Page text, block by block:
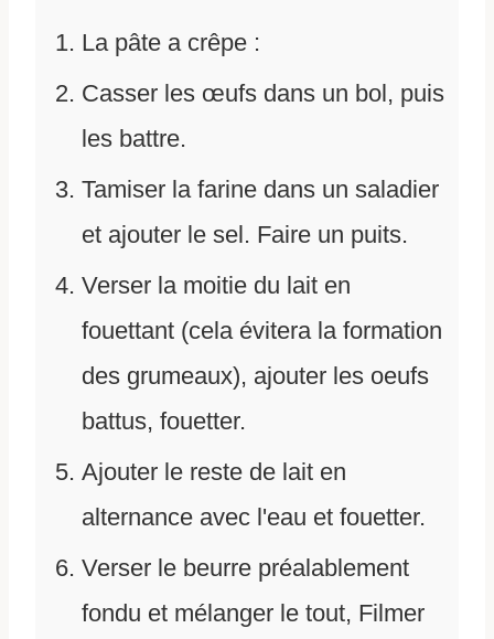
La pâte a crêpe :
Casser les œufs dans un bol, puis
les battre.
Tamiser la farine dans un saladier
et ajouter le sel. Faire un puits.
Verser la moitie du lait en
fouettant (cela évitera la formation
des grumeaux), ajouter les oeufs
battus, fouetter.
Ajouter le reste de lait en
alternance avec l'eau et fouetter.
Verser le beurre préalablement
fondu et mélanger le tout, Filmer